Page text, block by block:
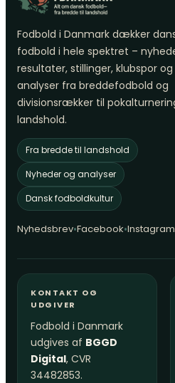
Fodbold i Danmark dækker
fodbold i hele spektret –
resultater, stillinger, klubspor og
analyser fra breddefodbold og
divisionsrækker til
landshold.
Fra bredde til landshold
Nyheder og analyser
Dansk fodboldkultur
Nyhedsbrev•Facebook•Instagram
KONTAKT OG
UDGIVER
Fodbold i Danmark
udgives af BGGD
Digital, CVR
34482853.